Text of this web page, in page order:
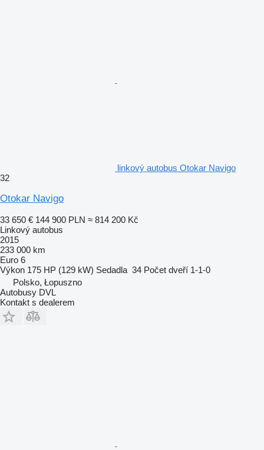
linkový autobus Otokar Navigo
32
Otokar Navigo
33 650 € 144 900 PLN ≈ 814 200 Kč
Linkový autobus
2015
233 000 km
Euro 6
Výkon 175 HP (129 kW) Sedadla 34 Počet dveří 1-1-0
Polsko, Łopuszno
Autobusy DVL
Kontakt s dealerem